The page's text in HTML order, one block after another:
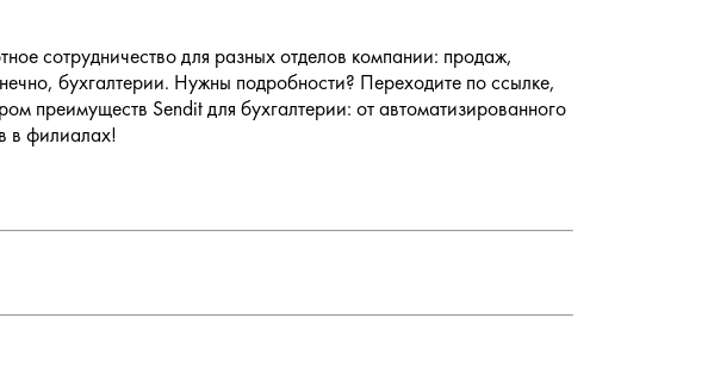
сотрудничество для разных отделов компании: продаж,
бухгалтерии. Нужны подробности? Переходите по ссылке,
преимуществ Sendit для бухгалтерии: от автоматизированного
в филиалах!